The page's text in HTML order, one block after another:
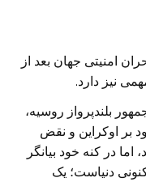
امنیتی جهان بعد از
نیز دارد.
بلندپرواز روسیه،
اوکراین و نقض
در کنه خود بیانگر
دنیاست؛ یک